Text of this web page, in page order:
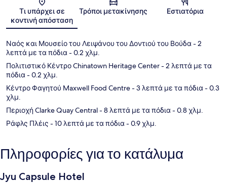
Χάρτης
Τι υπάρχει σε
κοντινή απόσταση
Τρόποι μετακίνησης Εστιατόρια
Ναός και Μουσείο του Λειψάνου του Δοντιού του Βούδα- 2
λεπτά με τα πόδια- 0.2 χλμ.
Πολιτιστικό Κέντρο Chinatown Heritage Center- 2 λεπτά με τα
πόδια- 0.2 χλμ.
Κέντρο Φαγητού Maxwell Food Centre- 3 λεπτά με τα πόδια- 0.3
χλμ.
Περιοχή Clarke Quay Central- 8 λεπτά με τα πόδια- 0.8 χλμ.
Ράφλς Πλέις - 10 λεπτά με τα πόδια- 0.9 χλμ.
Πληροφορίες για το κατάλυμα
Jyu Capsule Hotel